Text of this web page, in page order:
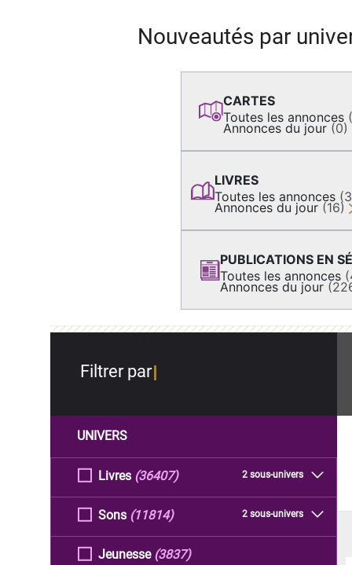
Nouveautés par
CARTES
Toutes les annonces
Annonces du jour (0)
LIVRES
Toutes les annonces
Annonces du jour (16)
PUBLICATIONS EN
Toutes les annonces
Annonces du jour
Filtrer par
UNIVERS
Livres 2 sous-univers
(36407)
Sons 2 sous-univers
(11814)
Jeunesse (3837)